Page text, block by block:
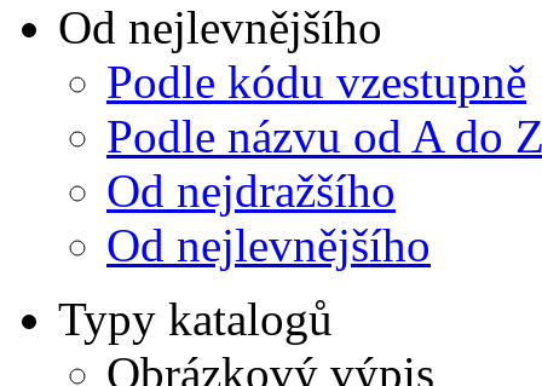
Od nejlevnějšího
Podle kódu vzestupně
Podle názvu od A do
Od nejdražšího
Od nejlevnějšího
Typy katalogů
Obrázkový výpis